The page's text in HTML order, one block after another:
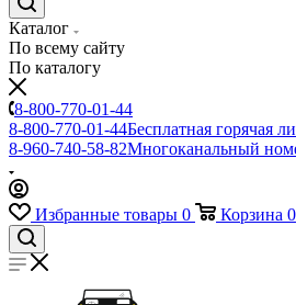
Каталог
По всему сайту
По каталогу
8-800-770-01-44
8-800-770-01-44Бесплатная горячая
8-960-740-58-82Многоканальный
Избранные товары 0 Корзина 0